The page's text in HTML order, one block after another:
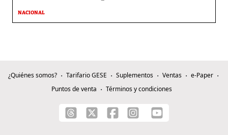
NACIONAL
¿Quiénes somos? Tarifario GESE Suplementos Ventas
e-Paper
Puntos de venta
Términos y condiciones